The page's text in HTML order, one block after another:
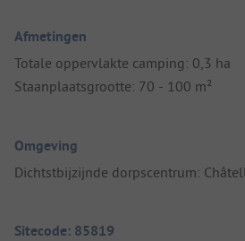
Afmetingen
Totale oppervlakte camping: 0,3 ha
Staanplaatsgrootte: 70 - 100 m²
Omgeving
Dichtstbijzijnde dorpscentrum:
Sitecode: 85819